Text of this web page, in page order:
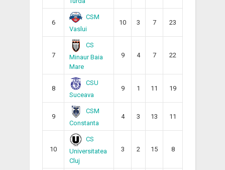
6
CSM
Vaslui
10 3 7 23
7
CS
Minaur Baia
Mare
9 4 7 22
8
CSU
Suceava
9 1 11 19
9
CSM
Constanta
4 3 13 11
10
CS
Universitatea
Cluj
3 2 15 8